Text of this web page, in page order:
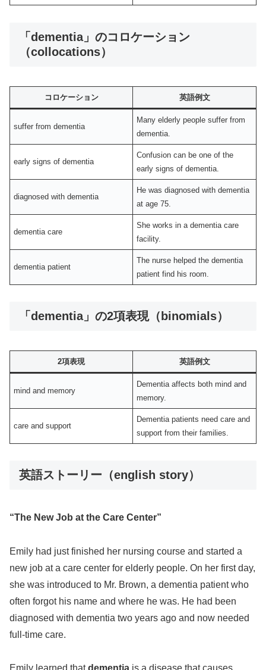
「dementia」のコロケーション
（collocations）
コロケーション 英語例文
suffer from dementia
Many elderly people suffer from
dementia.
early signs of dementia
Confusion can be one of the
early signs of dementia.
diagnosed with dementia
He was diagnosed with dementia
at age 75.
dementia care
She works in a dementia care
facility.
dementia patient
The nurse helped the dementia
patient find his room.
「dementia」の2項表現（binomials）
2項表現 英語例文
mind and memory
Dementia affects both mind and
memory.
care and support
Dementia patients need care and
support from their families.
英語ストーリー（english story）
“The New Job at the Care Center”
Emily had just finished her nursing course and started a
new job at a care center for elderly people. On her first day,
she was introduced to Mr. Brown, a dementia patient who
often forgot his name and where he was. He had been
diagnosed with dementia two years ago and now needed
full-time care.